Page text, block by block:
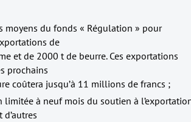
moyens du fonds « Régulation » pour
de
et de 2000 t de beurre. Ces exportations
prochains
coûtera jusqu’à 11 millions de francs ;
limitée à neuf mois du soutien à